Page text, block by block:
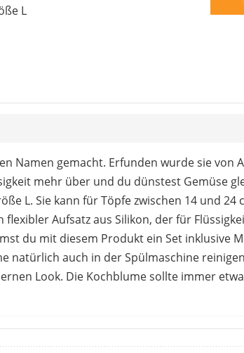
L
Namen gemacht. Erfunden wurde sie von
mehr über und du dünstest Gemüse
L. Sie kann für Töpfe zwischen 14 und 24
Aufsatz aus Silikon, der für
du mit diesem Produkt ein Set inklusive
natürlich auch in der Spülmaschine
Look. Die Kochblume sollte immer
Sie funktioniert ohne Probleme auf
spritzendes Fett mehr. Dein Herd bleibt